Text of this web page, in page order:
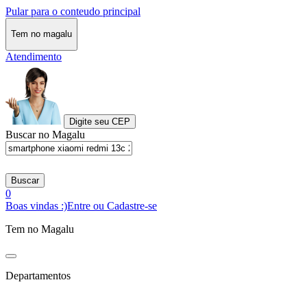
Pular para o conteudo principal
Tem no magalu
Atendimento
Digite seu CEP
Buscar no Magalu
Buscar
0
Boas vindas :)Entre ou Cadastre-se
Tem no Magalu
Departamentos